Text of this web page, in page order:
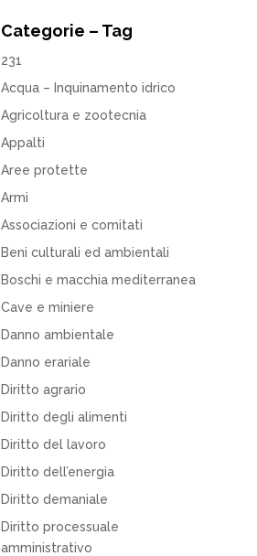
Categorie – Tag
231
Acqua – Inquinamento idrico
Agricoltura e zootecnia
Appalti
Aree protette
Armi
Associazioni e comitati
Beni culturali ed ambientali
Boschi e macchia mediterranea
Cave e miniere
Danno ambientale
Danno erariale
Diritto agrario
Diritto degli alimenti
Diritto del lavoro
Diritto dell’energia
Diritto demaniale
Diritto processuale
amministrativo